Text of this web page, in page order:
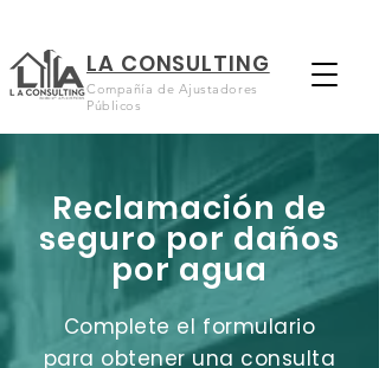
LA CONSULTING
Compañía de Ajustadores
Públicos
Reclamación de
seguro por daños
por agua
Complete el formulario
para obtener una consulta